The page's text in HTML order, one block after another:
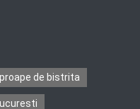
de bistrita